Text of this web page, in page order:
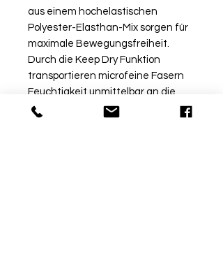
aus einem hochelastischen
Polyester-Elasthan-Mix sorgen für
maximale Bewegungsfreiheit.
Durch die Keep Dry Funktion
transportieren microfeine Fasern
Feuchtigkeit unmittelbar an die
Oberfläche des Stoffes. So